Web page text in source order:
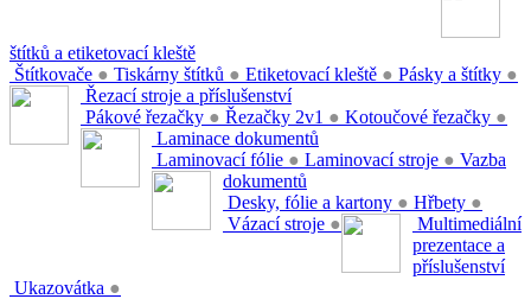
štítků a etiketovací kleště
Štítkovače ● Tiskárny štítků ● Etiketovací kleště ● Pásky a štítky ●
Řezací stroje a příslušenství
Pákové řezačky ● Řezačky 2v1 ● Kotoučové řezačky ●
Laminace dokumentů
Laminovací fólie ● Laminovací stroje ● Vazba
dokumentů
Desky, fólie a kartony ● Hřbety ●
Vázací stroje ●
Multimediální
prezentace a
příslušenství
Ukazovátka ●